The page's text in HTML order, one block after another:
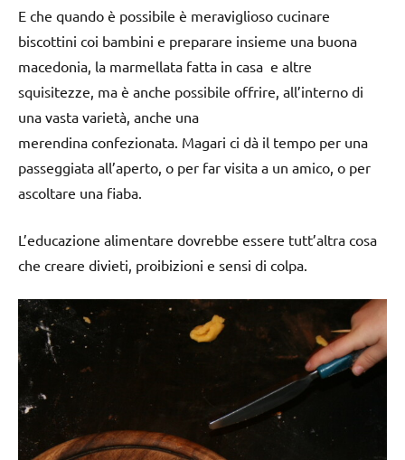
E che quando è possibile è meraviglioso cucinare
biscottini coi bambini e preparare insieme una buona
macedonia, la marmellata fatta in casa e altre
squisitezze, ma è anche possibile offrire, all’interno di
una vasta varietà, anche una
merendina confezionata. Magari ci dà il tempo per una
passeggiata all’aperto, o per far visita a un amico, o per
ascoltare una fiaba.
L’educazione alimentare dovrebbe essere tutt’altra cosa
che creare divieti, proibizioni e sensi di colpa.